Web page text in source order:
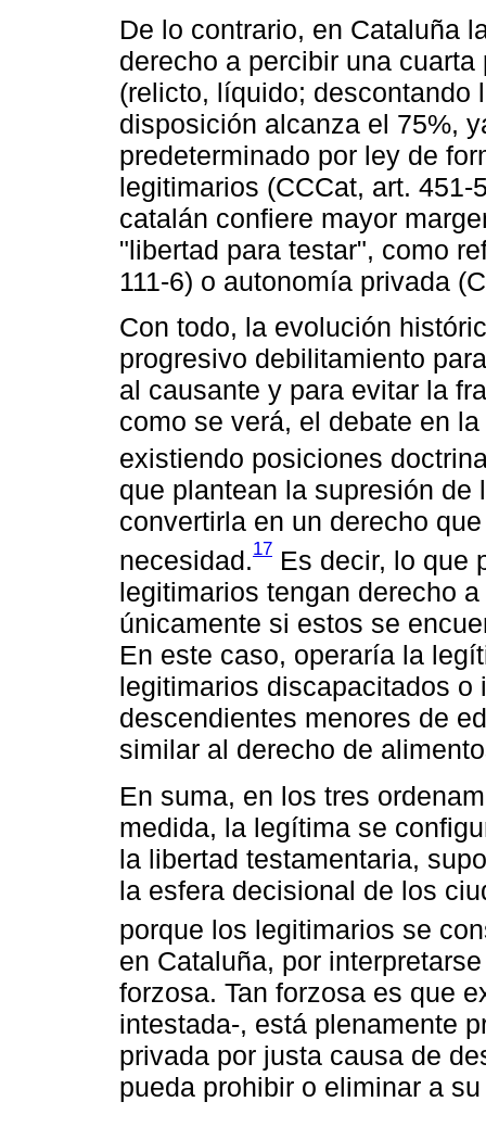
De lo contrario, en Cataluña
derecho a percibir una
(relicto, líquido; descontando
disposición alcanza el 75%,
predeterminado por ley de
legitimarios (CCCat, art.
catalán confiere mayor
"libertad para testar", como
111-6) o autonomía privada
Con todo, la evolución
progresivo debilitamiento
al causante y para evitar la
como se verá, el debate en
existiendo posiciones
que plantean la supresión
convertirla en un derecho
necesidad.17 Es decir, lo que
legitimarios tengan derecho
únicamente si estos se
En este caso, operaría la
legitimarios discapacitados o
descendientes menores de
similar al derecho de
En suma, en los tres
medida, la legítima se
la libertad testamentaria,
la esfera decisional de los
porque los legitimarios se
en Cataluña, por
forzosa. Tan forzosa es que
intestada-, está plenamente
privada por justa causa de
pueda prohibir o eliminar a